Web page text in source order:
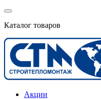
Каталог товаров
Акции